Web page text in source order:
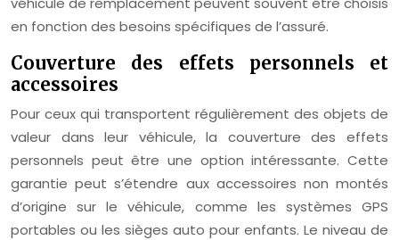
en fonction des besoins spécifiques de l’assuré.
Couverture des effets personnels et
accessoires
Pour ceux qui transportent régulièrement des objets de
valeur dans leur véhicule, la couverture des effets
personnels peut être une option intéressante. Cette
garantie peut s’étendre aux accessoires non montés
d’origine sur le véhicule, comme les systèmes GPS
portables ou les sièges auto pour enfants. Le niveau de